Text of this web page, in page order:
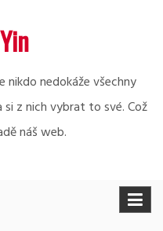
nikdo nedokáže všechny
z nich vybrat to své. Což
náš web.